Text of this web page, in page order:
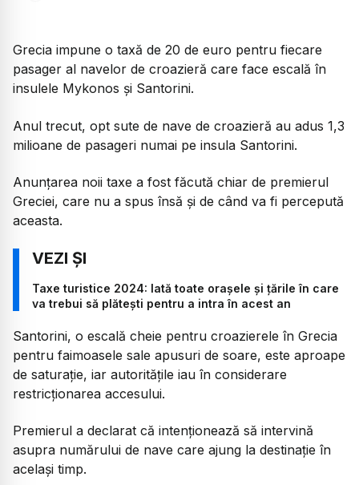
Grecia impune o taxă de 20 de euro pentru fiecare
pasager al navelor de croazieră care face escală în
insulele Mykonos și Santorini.
Anul trecut, opt sute de nave de croazieră au adus 1,3
milioane de pasageri numai pe insula Santorini.
Anunțarea noii taxe a fost făcută chiar de premierul
Greciei, care nu a spus însă și de când va fi percepută
aceasta.
Taxe turistice 2024: Iată toate orașele și țările în care
va trebui să plătești pentru a intra în acest an
Santorini, o escală cheie pentru croazierele în Grecia
pentru faimoasele sale apusuri de soare, este aproape
de saturație, iar autoritățile iau în considerare
restricționarea accesului.
Premierul a declarat că intenționează să intervină
asupra numărului de nave care ajung la destinație în
același timp.